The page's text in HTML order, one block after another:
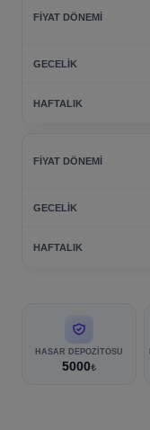
HASAR DEPOZITOSU
5000₺